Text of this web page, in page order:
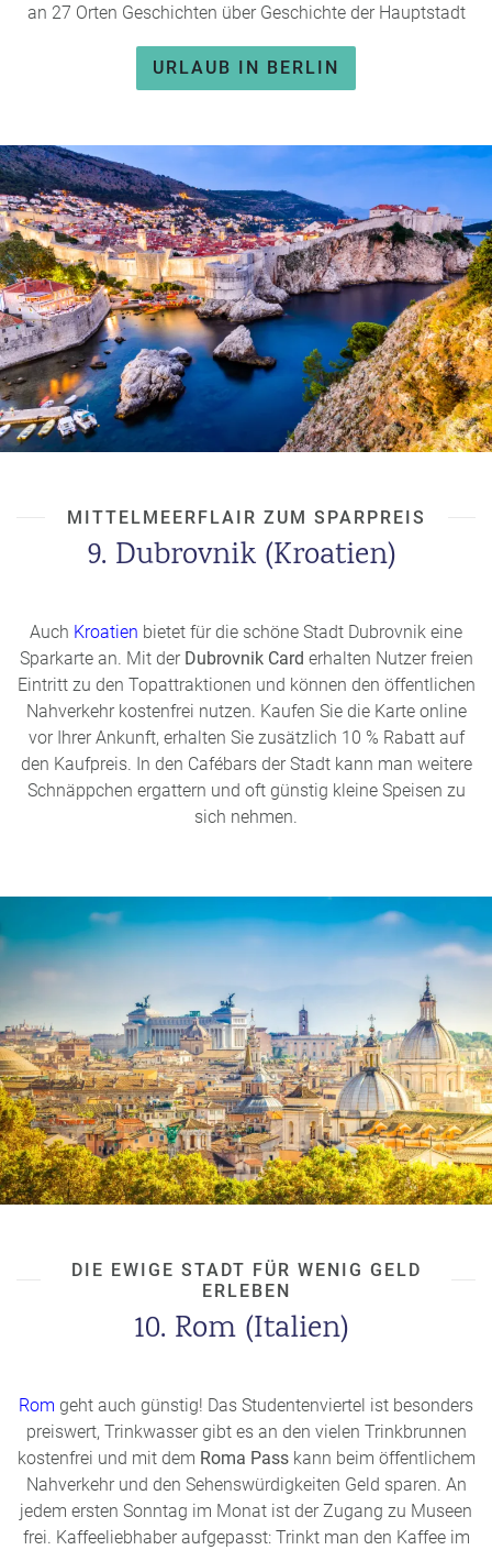
an 27 Orten Geschichten über Geschichte der Hauptstadt
URLAUB IN BERLIN
MITTELMEERFLAIR ZUM SPARPREIS
9. Dubrovnik (Kroatien)
Auch Kroatien bietet für die schöne Stadt Dubrovnik eine
Sparkarte an. Mit der Dubrovnik Card erhalten Nutzer freien
Eintritt zu den Topattraktionen und können den öffentlichen
Nahverkehr kostenfrei nutzen. Kaufen Sie die Karte online
vor Ihrer Ankunft, erhalten Sie zusätzlich 10 % Rabatt auf
den Kaufpreis. In den Cafébars der Stadt kann man weitere
Schnäppchen ergattern und oft günstig kleine Speisen zu
sich nehmen.
DIE EWIGE STADT FÜR WENIG GELD
ERLEBEN
10. Rom (Italien)
Rom geht auch günstig! Das Studentenviertel ist besonders
preiswert, Trinkwasser gibt es an den vielen Trinkbrunnen
kostenfrei und mit dem Roma Pass kann beim öffentlichem
Nahverkehr und den Sehenswürdigkeiten Geld sparen. An
jedem ersten Sonntag im Monat ist der Zugang zu Museen
frei. Kaffeeliebhaber aufgepasst: Trinkt man den Kaffee im